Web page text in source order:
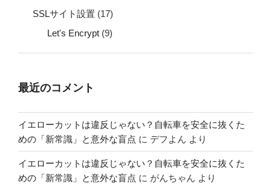
SSLサイト設置 (17)
Let's Encrypt (9)
最近のコメント
イエローカットは違反じゃない？自転車を安全に抜くた
めの「新常識」と意外な盲点 に デフよん より
イエローカットは違反じゃない？自転車を安全に抜くた
めの「新常識」と意外な盲点 に がんちゃん より